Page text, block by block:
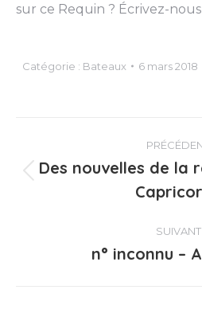
sur ce Requin ? Écrivez-nous
Catégorie : Bateaux 6 mars 2018
Navigation
article
Des nouvelles de la
SUIVANT
n° inconnu –